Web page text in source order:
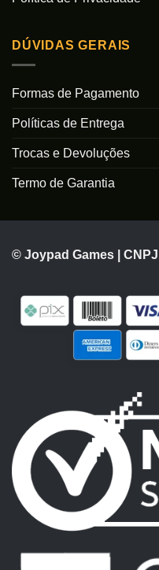
DÚVIDAS GERAIS
Formas de Pagamento
Políticas de Entrega
Trocas e Devoluções
Termo de Garantia
© Joypad Games |